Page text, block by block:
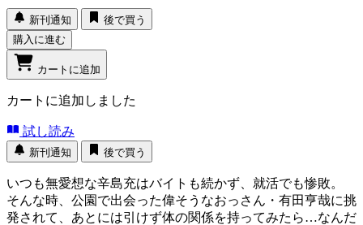
新刊通知
後で買う
購入に進む
カートに追加
カートに追加しました
試し読み
新刊通知 後で買う
いつも無愛想な辛島充はバイトも続かず、就活でも惨敗。
そんな時、公園で出会った偉そうなおっさん・有田亨哉に挑
発されて、あとには引けず体の関係を持ってみたら…なんだ